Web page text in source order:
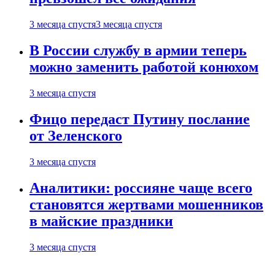
3 месяца спустя3 месяца спустя
В России службу в армии теперь
можно заменить работой конюхом
3 месяца спустя
Фицо передаст Путину послание
от Зеленского
3 месяца спустя
Аналитики: россияне чаще всего
становятся жертвами мошенников
в майские праздники
3 месяца спустя